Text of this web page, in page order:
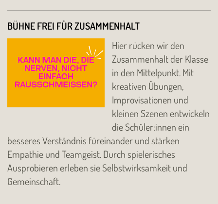
BÜHNE FREI FÜR ZUSAMMENHALT
Hier rücken wir den
Zusammenhalt der Klasse
in den Mittelpunkt. Mit
kreativen Übungen,
Improvisationen und
kleinen Szenen entwickeln
die Schüler:innen ein
besseres Verständnis füreinander und stärken
Empathie und Teamgeist. Durch spielerisches
Ausprobieren erleben sie Selbstwirksamkeit und
Gemeinschaft.